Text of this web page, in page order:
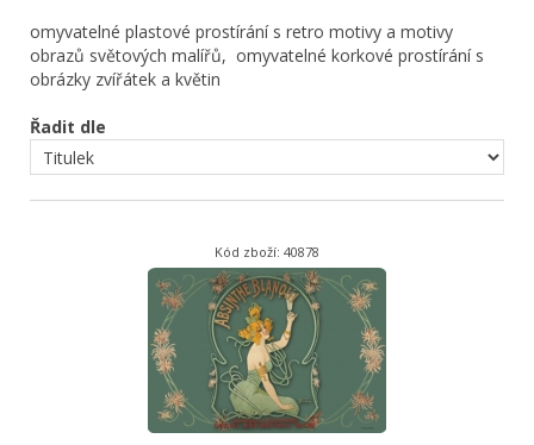
omyvatelné plastové prostírání s retro motivy a motivy
obrazů světových malířů, omyvatelné korkové prostírání s
obrázky zvířátek a květin
Řadit dle
Kód zboží: 40878